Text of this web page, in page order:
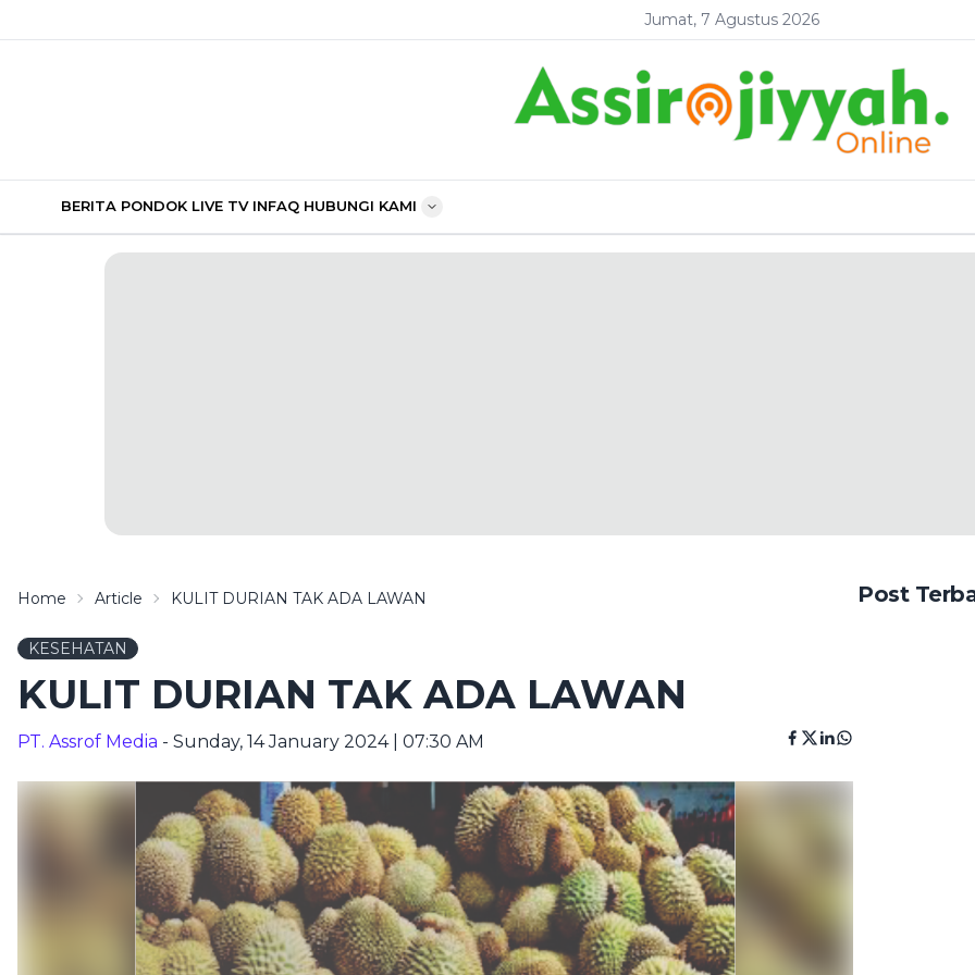
Jumat, 7 Agustus 2026
BERITA PONDOK LIVE TV INFAQ HUBUNGI KAMI
Home Article KULIT DURIAN TAK ADA LAWAN
KESEHATAN
KULIT DURIAN TAK ADA LAWAN
PT. Assrof Media - Sunday, 14 January 2024 | 07:30 AM
Post